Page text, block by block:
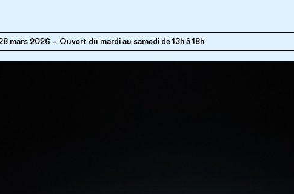
mars 2026 Ouvert du mardi au samedi de 13h à 18h